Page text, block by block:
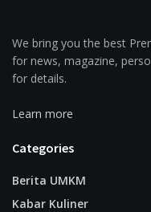
We bring you the best
for news, magazine,
for details.
Learn more
Categories
Berita UMKM
Kabar Kuliner